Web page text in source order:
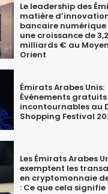
Le leadership des
matière
bancaire numérique
une croissance de 3,2
milliards € au
Orient
Émirats Arabes Unis:
Événements gratuits
incontournables au
Shopping Festival
Les Émirats Arabes
exemptent les
en cryptomonnaie
: Ce que cela signifie